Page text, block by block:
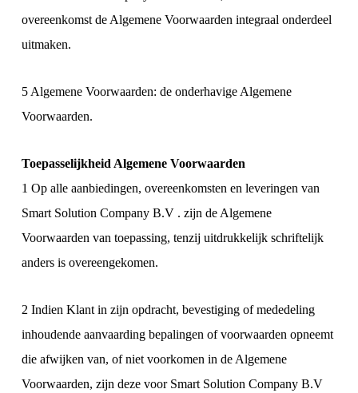
overeenkomst de Algemene Voorwaarden integraal onderdeel
uitmaken.
5 Algemene Voorwaarden: de onderhavige Algemene
Voorwaarden.
Toepasselijkheid Algemene Voorwaarden
1 Op alle aanbiedingen, overeenkomsten en leveringen van
Smart Solution Company B.V . zijn de Algemene
Voorwaarden van toepassing, tenzij uitdrukkelijk schriftelijk
anders is overeengekomen.
2 Indien Klant in zijn opdracht, bevestiging of mededeling
inhoudende aanvaarding bepalingen of voorwaarden opneemt
die afwijken van, of niet voorkomen in de Algemene
Voorwaarden, zijn deze voor Smart Solution Company B.V